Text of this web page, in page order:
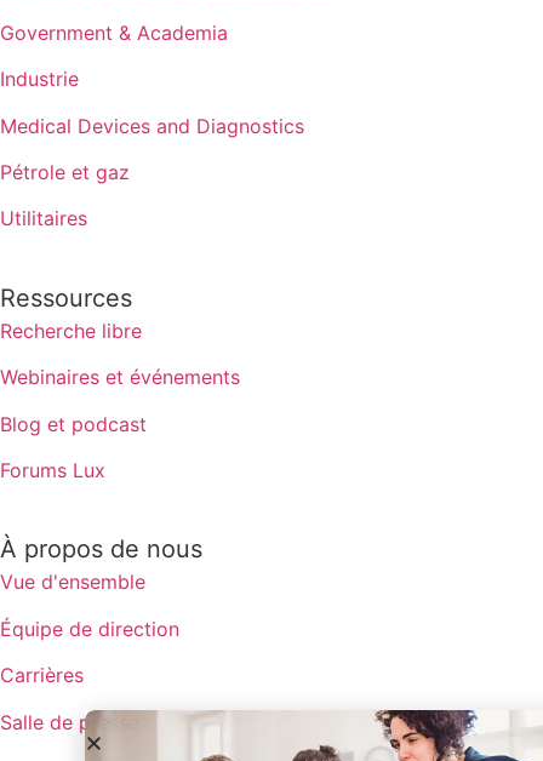
Government & Academia
Industrie
Medical Devices and Diagnostics
Pétrole et gaz
Utilitaires
Ressources
Recherche libre
Webinaires et événements
Blog et podcast
Forums Lux
À propos de nous
Vue d'ensemble
Équipe de direction
Carrières
Salle de presse